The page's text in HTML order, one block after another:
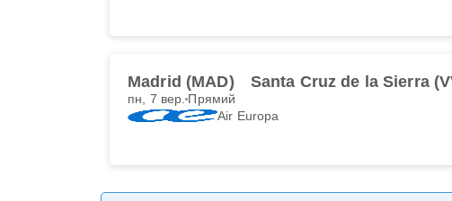
Madrid (MAD) Santa Cruz de la Sierra
пн, 7 вер. Прямий
Air Europa